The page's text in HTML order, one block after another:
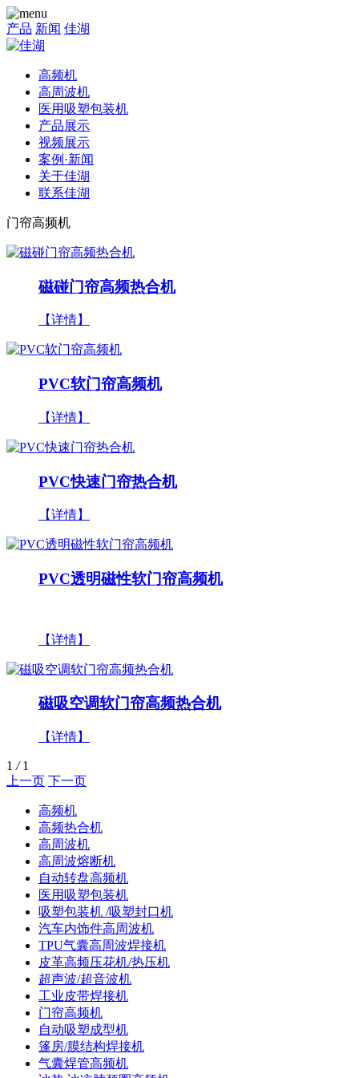
产品 新闻 佳湖
高频机
高周波机
医用吸塑包装机
产品展示
视频展示
案例·新闻
关于佳湖
联系佳湖
门帘高频机
磁碰门帘高频热合机
【详情】
PVC软门帘高频机
【详情】
PVC快速门帘热合机
【详情】
PVC透明磁性软门帘高频机
【详情】
磁吸空调软门帘高频热合机
【详情】
1 / 1
上一页 下一页
高频机
高频热合机
高周波机
高周波熔断机
自动转盘高频机
医用吸塑包装机
吸塑包装机 /吸塑封口机
汽车内饰件高周波机
TPU气囊高周波焊接机
皮革高频压花机/热压机
超声波/超音波机
工业皮带焊接机
门帘高频机
自动吸塑成型机
篷房/膜结构焊接机
气囊焊管高频机